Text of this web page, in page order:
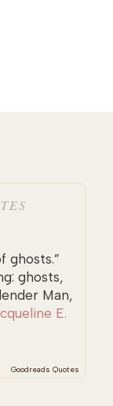
ghosts.”
ghosts,
Man,
E.
Goodreads Quotes